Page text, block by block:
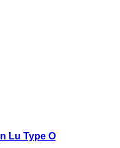
Lu Type O